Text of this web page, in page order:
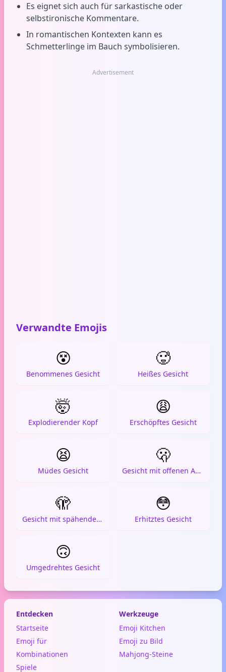
Es eignet sich auch für sarkastische oder
selbstironische Kommentare.
In romantischen Kontexten kann es
Schmetterlinge im Bauch symbolisieren.
Advertisement
Verwandte Emojis
😵
Benommenes Gesicht
🥵
Heißes Gesicht
🤯
Explodierender Kopf
😩
Erschöpftes Gesicht
😫
Müdes Gesicht
🫢
Gesicht mit offenen Augen und Hand vor dem Mund
🫣
Gesicht mit spähendem Auge
😳
Erhitztes Gesicht
🙃
Umgedrehtes Gesicht
Entdecken
Startseite
Emoji für
Kombinationen
Spiele
Werkzeuge
Emoji Kitchen
Emoji zu Bild
Mahjong-Steine